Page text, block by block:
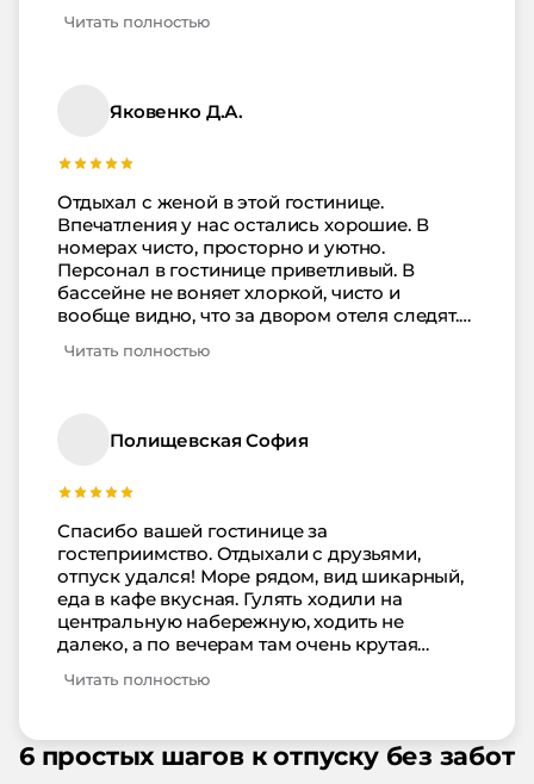
много. Единственное мы переживали, что
номерах. Хоть отель и не в центре
Лазаревского, но дойти везде можно
буквально 5 минут. Зато как тихо в отеле…
тишина, красота, можно отдохнуть и
выспаться. Советуем это место.
Читать полностью
Яковенко Д.А.
Отдыхал с женой в этой гостинице.
Впечатления у нас остались хорошие. В
номерах чисто, просторно и уютно.
Персонал в гостинице приветливый. В
бассейне не воняет хлоркой, чисто и
вообще видно, что за двором отеля следят.
было. Единственное не очень хотелось
далеко. В кафе адекватные цены и неплохая
еда. Сервис и обслуживание на твердую
место для отдыха.
Читать полностью
Полищевская София
Спасибо вашей гостинице за
гостеприимство. Отдыхали с друзьями,
отпуск удался! Море рядом, вид шикарный,
еда в кафе вкусная. Гулять ходили на
центральную набережную, ходить не
далеко, а по вечерам там очень крутая
людей. Цены на проживание и еду в кафе
уютные. Вернемся к вам снова.
Читать полностью
6 простых шагов к отпуску без забот